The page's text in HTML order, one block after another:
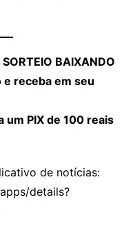
BAIXANDO
e receba em seu
um PIX de 100 reais
de notícias:
details?